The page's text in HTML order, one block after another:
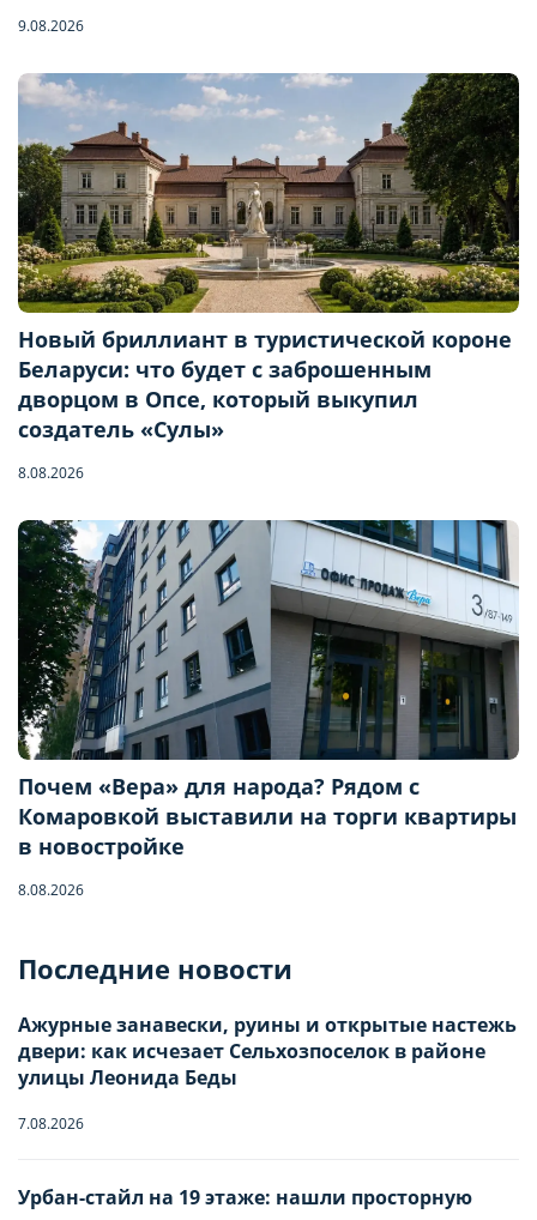
9.08.2026
Новый бриллиант в туристической короне
Беларуси: что будет с заброшенным
дворцом в Опсе, который выкупил
создатель «Сулы»
8.08.2026
Почем «Вера» для народа? Рядом с
Комаровкой выставили на торги квартиры
в новостройке
8.08.2026
Последние новости
Ажурные занавески, руины и открытые настежь
двери: как исчезает Сельхозпоселок в районе
улицы Леонида Беды
7.08.2026
Урбан-стайл на 19 этаже: нашли просторную
Количество гостей
НАСТРОЙТЕ ПАРАМЕТРЫ
НАСТРОЙТЕ ПАРАМЕТРЫ